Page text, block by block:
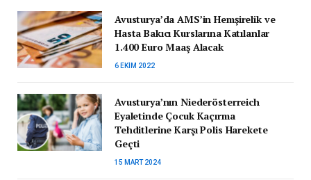
Avusturya’da AMS’in Hemşirelik ve
Hasta Bakıcı Kurslarına Katılanlar
1.400 Euro Maaş Alacak
6 EKIM 2022
Avusturya’nın Niederösterreich
Eyaletinde Çocuk Kaçırma
Tehditlerine Karşı Polis Harekete
Geçti
15 MART 2024